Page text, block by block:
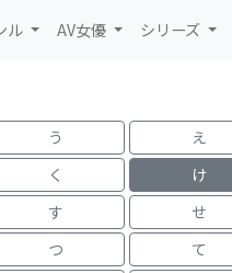
ル AV女優 シリーズ
う え
く け
す せ
つ て